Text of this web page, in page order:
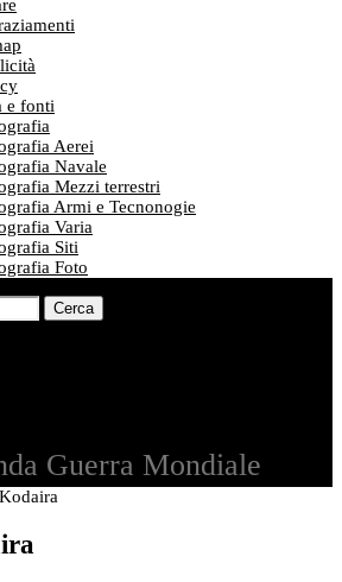
e fonti
Aerei
Navale
Mezzi terrestri
Armi e Tecnonogie
Varia
Siti
Foto
Cerca
Guerra Mondiale